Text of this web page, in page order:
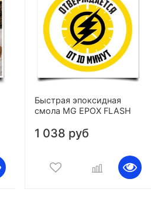
Быстрая эпоксидная
смола MG EPOX FLASH
1 038 руб